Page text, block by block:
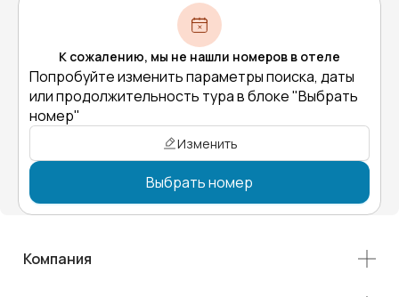
К сожалению, мы не нашли номеров в отеле
Попробуйте изменить параметры поиска, даты
или продолжительность тура в блоке "Выбрать
номер"
Изменить
Выбрать номер
Компания